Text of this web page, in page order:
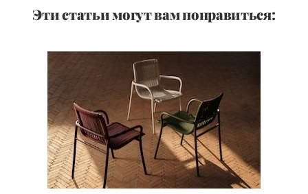
Эти статьи могут вам понравиться: